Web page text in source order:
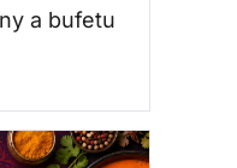
a bufetu